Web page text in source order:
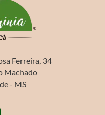
Ferreira, 34
Machado
- MS